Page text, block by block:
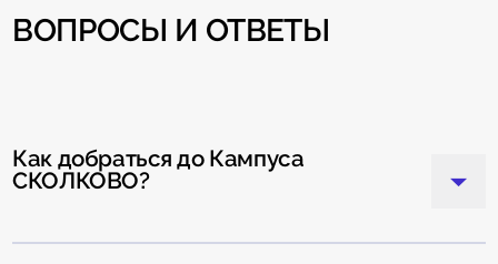
ВОПРОСЫ И ОТВЕТЫ
Как добраться до Кампуса
СКОЛКОВО?